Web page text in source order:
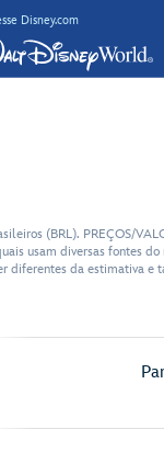
Disney.com
(BRL). PREÇOS/
usam diversas fontes
diferentes da estimativa